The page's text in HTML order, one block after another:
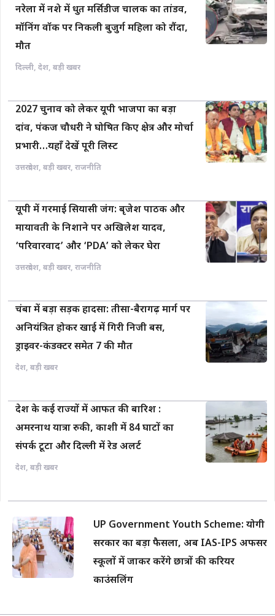
नरेला में नशे में धुत मर्सिडीज चालक का तांडव,
मॉनिंग वॉक पर निकली बुजुर्ग महिला को रौंदा,
मौत
दिल्ली, देश, बड़ी खबर
2027 चुनाव को लेकर यूपी भाजपा का बड़ा
दांव, पंकज चौधरी ने घोषित किए क्षेत्र और मोर्चा
प्रभारी…यहाँ देखें पूरी लिस्ट
उत्तरप्रदेश, बड़ी खबर, राजनीति
यूपी में गरमाई सियासी जंग: बृजेश पाठक और
मायावती के निशाने पर अखिलेश यादव,
‘परिवारवाद’ और ‘PDA’ को लेकर घेरा
उत्तरप्रदेश, बड़ी खबर, राजनीति
चंबा में बड़ा सड़क हादसा: तीसा-बैरागढ़ मार्ग पर
अनियंत्रित होकर खाई में गिरी निजी बस,
ड्राइवर-कंडक्टर समेत 7 की मौत
देश, बड़ी खबर
देश के कई राज्यों में आफत की बारिश :
अमरनाथ यात्रा रुकी, काशी में 84 घाटों का
संपर्क टूटा और दिल्ली में रेड अलर्ट
देश, बड़ी खबर
UP Government Youth Scheme: योगी
सरकार का बड़ा फैसला, अब IAS-IPS अफसर
स्कूलों में जाकर करेंगे छात्रों की करियर
काउंसलिंग